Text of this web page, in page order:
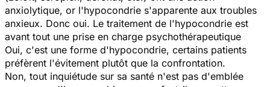
anxiolytique, or l'hypocondrie s'apparente aux troubles
anxieux. Donc oui. Le traitement de l'hypocondrie est
avant tout une prise en charge psychothérapeutique
Oui, c'est une forme d'hypocondrie, certains patients
préfèrent l'évitement plutôt que la confrontation.
Non, tout inquiétude sur sa santé n'est pas d'emblée